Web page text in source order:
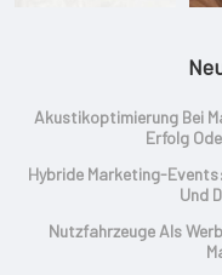
Akustikoptimierung Bei
Erfolg
Hybride Marketing-
Und
Nutzfahrzeuge Als